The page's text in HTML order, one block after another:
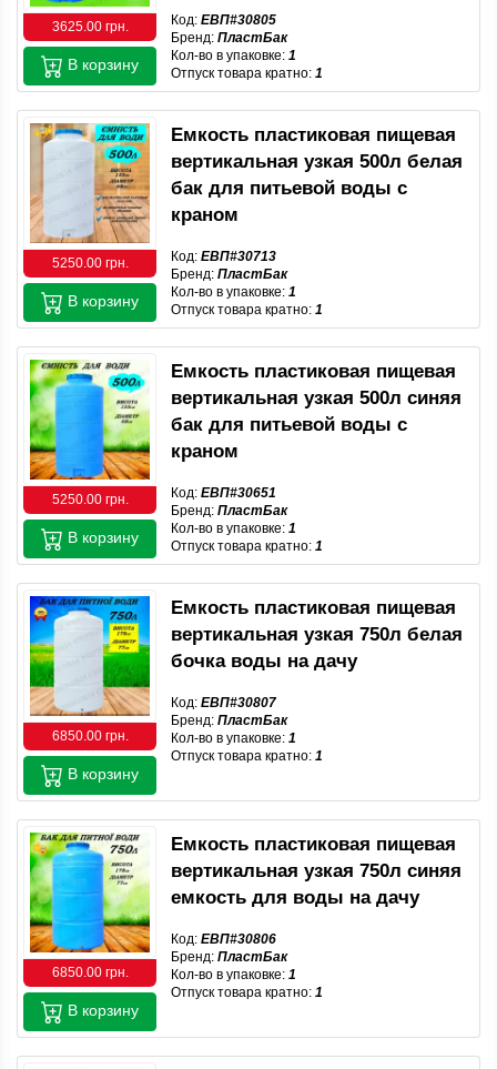
3625.00 грн. Код: ЕВП#30805
Бренд: ПластБак
Кол-во в упаковке: 1
Отпуск товара кратно: 1
В корзину
5250.00 грн.
Емкость пластиковая пищевая
вертикальная узкая 500л белая
бак для питьевой воды с
краном
Код: ЕВП#30713
Бренд: ПластБак
Кол-во в упаковке: 1
Отпуск товара кратно: 1
В корзину
5250.00 грн.
Емкость пластиковая пищевая
вертикальная узкая 500л синяя
бак для питьевой воды с
краном
Код: ЕВП#30651
Бренд: ПластБак
Кол-во в упаковке: 1
Отпуск товара кратно: 1
В корзину
6850.00 грн.
Емкость пластиковая пищевая
вертикальная узкая 750л белая
бочка воды на дачу
Код: ЕВП#30807
Бренд: ПластБак
Кол-во в упаковке: 1
Отпуск товара кратно: 1
В корзину
6850.00 грн.
Емкость пластиковая пищевая
вертикальная узкая 750л синяя
емкость для воды на дачу
Код: ЕВП#30806
Бренд: ПластБак
Кол-во в упаковке: 1
Отпуск товара кратно: 1
В корзину